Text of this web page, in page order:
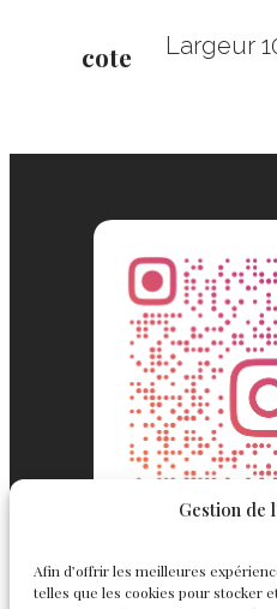
Gestion de
Afin d’offrir les meilleures
telles que les cookies pour stocker
cote
Largeur